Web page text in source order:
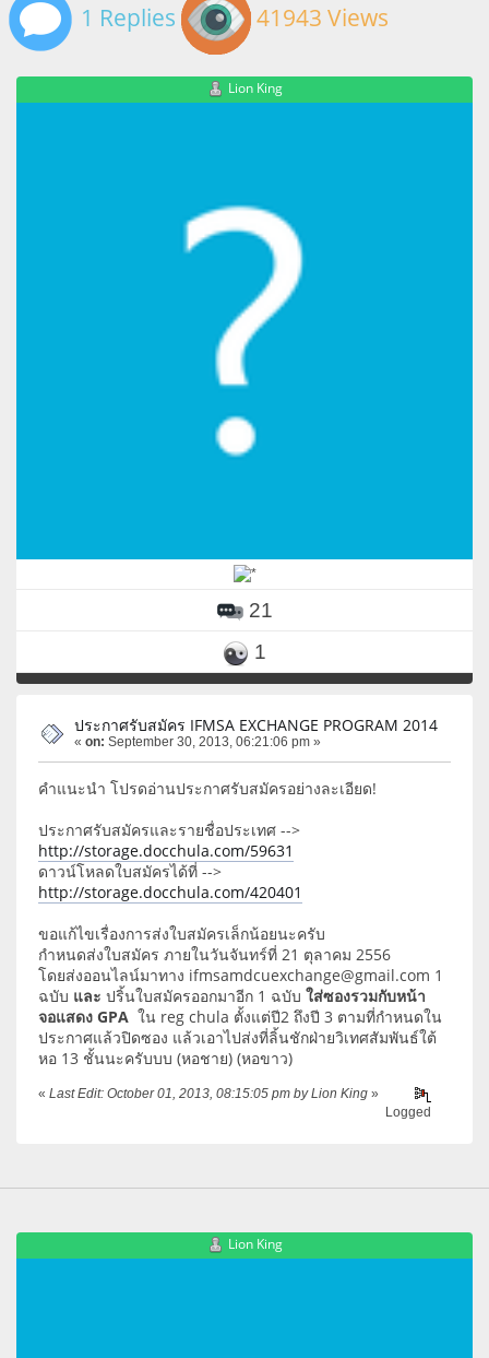
1 Replies 41943 Views
Lion King
21
1
ประกาศรับสมัคร IFMSA EXCHANGE PROGRAM 2014
« on: September 30, 2013, 06:21:06 pm »
คำแนะนำ โปรดอ่านประกาศรับสมัครอย่างละเอียด!
ประกาศรับสมัครและรายชื่อประเทศ -->
http://storage.docchula.com/59631
ดาวน์โหลดใบสมัครได้ที่ -->
http://storage.docchula.com/420401
ขอแก้ไขเรื่องการส่งใบสมัครเล็กน้อยนะครับ
กำหนดส่งใบสมัคร ภายในวันจันทร์ที่ 21 ตุลาคม 2556
โดยส่งออนไลน์มาทาง ifmsamdcuexchange@gmail.com 1
ฉบับ และ ปริ้นใบสมัครออกมาอีก 1 ฉบับ ใส่ซองรวมกับหน้า
จอแสดง GPA ใน reg chula ตั้งแต่ปี2 ถึงปี 3 ตามที่กำหนดใน
ประกาศแล้วปิดซอง แล้วเอาไปส่งที่ลิ้นชักฝ่ายวิเทศสัมพันธ์ใต้
หอ 13 ชั้นนะครับบบ (หอชาย) (หอขาว)
« Last Edit: October 01, 2013, 08:15:05 pm by Lion King »
Logged
Lion King